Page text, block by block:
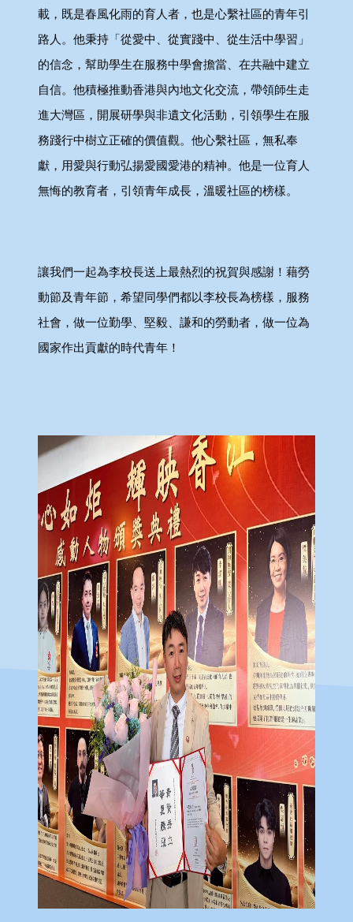
載，既是春風化雨的育人者，也是心繫社區的青年引
路人。他秉持「從愛中、從實踐中、從生活中學習」
的信念，幫助學生在服務中學會擔當、在共融中建立
自信。他積極推動香港與內地文化交流，帶領師生走
進大灣區，開展研學與非遺文化活動，引領學生在服
務踐行中樹立正確的價值觀。他心繫社區，無私奉
獻，用愛與行動弘揚愛國愛港的精神。他是一位育人
無悔的教育者，引領青年成長，溫暖社區的榜樣。
讓我們一起為李校長送上最熱烈的祝賀與感謝！藉勞
動節及青年節，希望同學們都以李校長為榜樣，服務
社會，做一位勤學、堅毅、謙和的勞動者，做一位為
國家作出貢獻的時代青年！